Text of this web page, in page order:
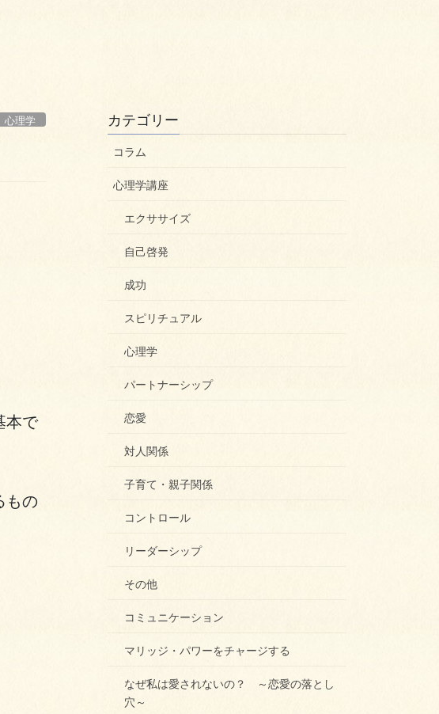
心理学
本で
もの
カテゴリー
コラム
心理学講座
エクササイズ
自己啓発
成功
スピリチュアル
心理学
パートナーシップ
恋愛
対人関係
子育て・親子関係
コントロール
リーダーシップ
その他
コミュニケーション
マリッジ・パワーをチャージする
なぜ私は愛されないの？ ～恋愛の落とし
穴～